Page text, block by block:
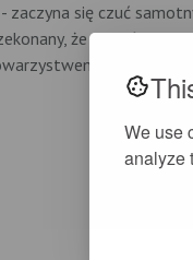
We use
analyze
- zaczyna się czuć
że gdzieś w